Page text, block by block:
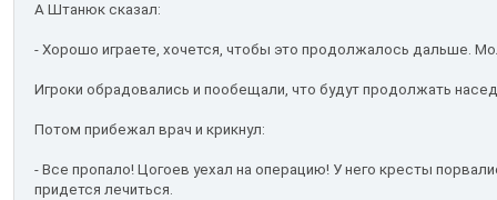
А Штанюк сказал:
- Хорошо играете, хочется, чтобы это продолжалось дальше.
Игроки обрадовались и пообещали, что будут продолжать
Потом прибежал врач и крикнул:
- Все пропало! Цогоев уехал на операцию! У него кресты
придется лечиться.